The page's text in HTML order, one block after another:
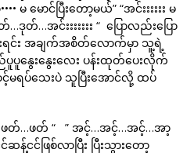
မ မောင်ပြီးတော့မယ်” “အင်းးးးးး မ
ဒုတ်…အင်းးးးးးး “ ပြောလည်းပြော
င်း အချက်အစိတ်လောက်မှာ သူ့ရဲ့
ေးနွေးလေး ပန်းထုတ်ပေးလိုက်
မရပ်သေးပဲ သူပြီးအောင်လို့ ထပ်
တ်…ဖတ် “ ” အင့်…အင့်…အင့်…အာ့
ငင်ဖြစ်လာပြီး ပြီးသွားတော့